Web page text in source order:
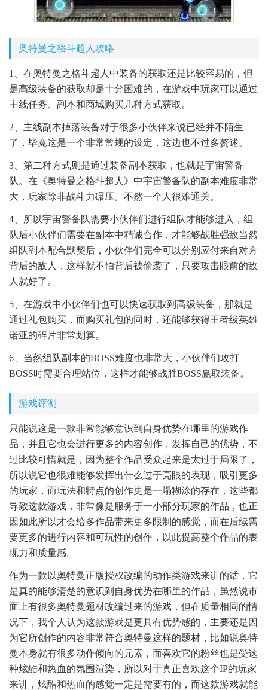
奥特曼之格斗超人攻略
1、在奥特曼之格斗超人中装备的获取还是比较容易的，但
是高级装备的获取却是十分困难的，在游戏中玩家可以通过
主线任务、副本和商城购买几种方式获取。
2、主线副本掉落装备对于很多小伙伴来说已经并不陌生
了，毕竟这是一个非常常规的设定，这边也不过多赘述。
3、第二种方式则是通过装备副本获取，也就是宇宙警备
队。在《奥特曼之格斗超人》中宇宙警备队的副本难度非常
大，玩家除非战斗力碾压。不然一个人很难通关。
4、所以宇宙警备队需要小伙伴们进行组队才能够进入，组
队后小伙伴们需要在副本中精诚合作，才能够战胜强敌当然
组队副本配合默契后，小伙伴们完全可以分别应付来自对方
背后的敌人，这样就不怕背后被偷袭了，只要攻击眼前的敌
人就好了。
5、在游戏中小伙伴们也可以快速获取到高级装备，那就是
通过礼包购买，而购买礼包的同时，还能够获得王者级英雄
诺亚的碎片非常划算。
6、当然组队副本的BOSS难度也非常大，小伙伴们攻打
BOSS时需要合理站位，这样才能够战胜BOSS赢取装备。
游戏评测
只能说这是一款非常能够意识到自身优势在哪里的游戏作
品，并且它也会进行更多的内容创作，发挥自己的优势，不
过比较可惜就是，因为整个作品受众起来是太过于局限了，
所以说它也很难能够发挥出什么过于亮眼的表现，吸引更多
的玩家，而玩法和特点的创作更是一塌糊涂的存在，这些都
导致这款游戏，非常像是服务于一小部分玩家的作品，也正
因如此所以才会给多作品带来更多限制的感觉，而在后续需
要更多的进行内容和可玩性的创作，以此提高整个作品的表
现力和质量感。
作为一款以奥特曼正版授权改编的动作类游戏来讲的话，它
是真的能够清楚的意识到自身优势在哪里的作品，虽然说市
面上有很多奥特曼题材改编过来的游戏，但在质量相同的情
况下，我个人认为这款游戏是更具有优势感的，主要还是因
为它所创作的内容非常符合奥特曼这样的题材，比如说奥特
曼本身就有很多动作倾向的元素，而喜欢它的粉丝也是受这
种炫酷和热血的氛围渲染，所以对于真正喜欢这个IP的玩家
来讲，炫酷和热血的感觉一定是需要有的，而这款游戏就能